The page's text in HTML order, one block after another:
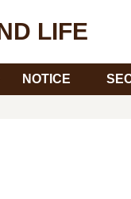
NOTICE